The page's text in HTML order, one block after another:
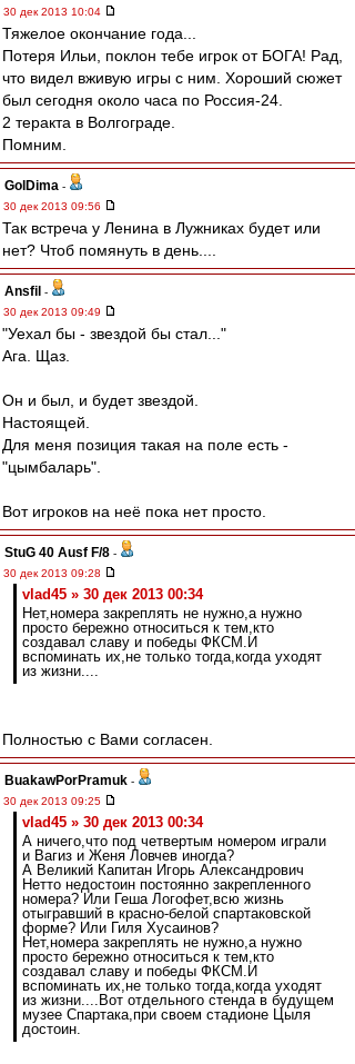
30 дек 2013 10:04
Тяжелое окончание года...
Потеря Ильи, поклон тебе игрок от БОГА! Рад,
что видел вживую игры с ним. Хороший сюжет
был сегодня около часа по Россия-24.
2 теракта в Волгограде.
Помним.
GolDima -
30 дек 2013 09:56
Так встреча у Ленина в Лужниках будет или
нет? Чтоб помянуть в день....
Ansfil -
30 дек 2013 09:49
"Уехал бы - звездой бы стал..."
Ага. Щаз.
Он и был, и будет звездой.
Настоящей.
Для меня позиция такая на поле есть -
"цымбаларь".
Вот игроков на неё пока нет просто.
StuG 40 Ausf F/8 -
30 дек 2013 09:28
vlad45 » 30 дек 2013 00:34
Нет,номера закреплять не нужно,а нужно
просто бережно относиться к тем,кто
создавал славу и победы ФКСМ.И
вспоминать их,не только тогда,когда уходят
из жизни....
Полностью с Вами согласен.
BuakawPorPramuk -
30 дек 2013 09:25
vlad45 » 30 дек 2013 00:34
А ничего,что под четвертым номером играли
и Вагиз и Женя Ловчев иногда?
А Великий Капитан Игорь Александрович
Нетто недостоин постоянно закрепленного
номера? Или Геша Логофет,всю жизнь
отыгравший в красно-белой спартаковской
форме? Или Гиля Хусаинов?
Нет,номера закреплять не нужно,а нужно
просто бережно относиться к тем,кто
создавал славу и победы ФКСМ.И
вспоминать их,не только тогда,когда уходят
из жизни....Вот отдельного стенда в будущем
музее Спартака,при своем стадионе Цыля
достоин.